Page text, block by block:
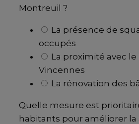
Montreuil ?
La présence de
occupés
La proximité avec le
Vincennes
La rénovation des
Quelle mesure est
habitants pour améliorer la